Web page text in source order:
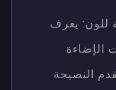
للون: يعرف
الإضاءة
النصيحة